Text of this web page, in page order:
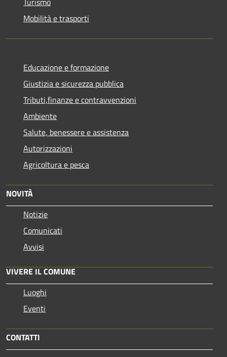
Mobilità e trasporti
Educazione e formazione
Giustizia e sicurezza pubblica
Tributi,finanze e contravvenzioni
Ambiente
Salute, benessere e assistenza
Autorizzazioni
Agricoltura e pesca
NOVITÀ
Notizie
Comunicati
Avvisi
VIVERE IL COMUNE
Luoghi
Eventi
CONTATTI